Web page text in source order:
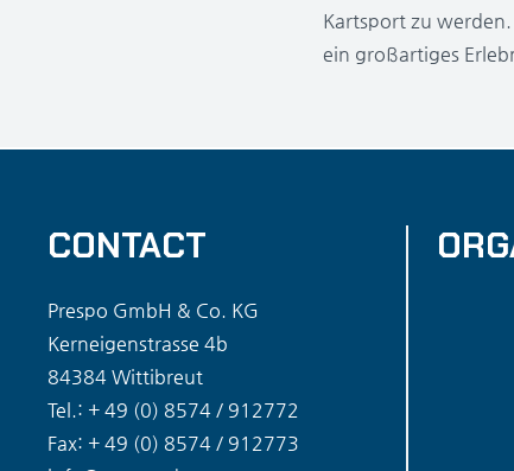
Kartsport zu
ein großartiges
CONTACT
Prespo GmbH & Co. KG
Kerneigenstrasse 4b
84384 Wittibreut
Tel.: + 49 (0) 8574 / 912772
Fax: + 49 (0) 8574 / 912773